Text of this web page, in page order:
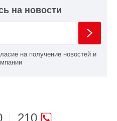
на новости
на получение новостей и
210